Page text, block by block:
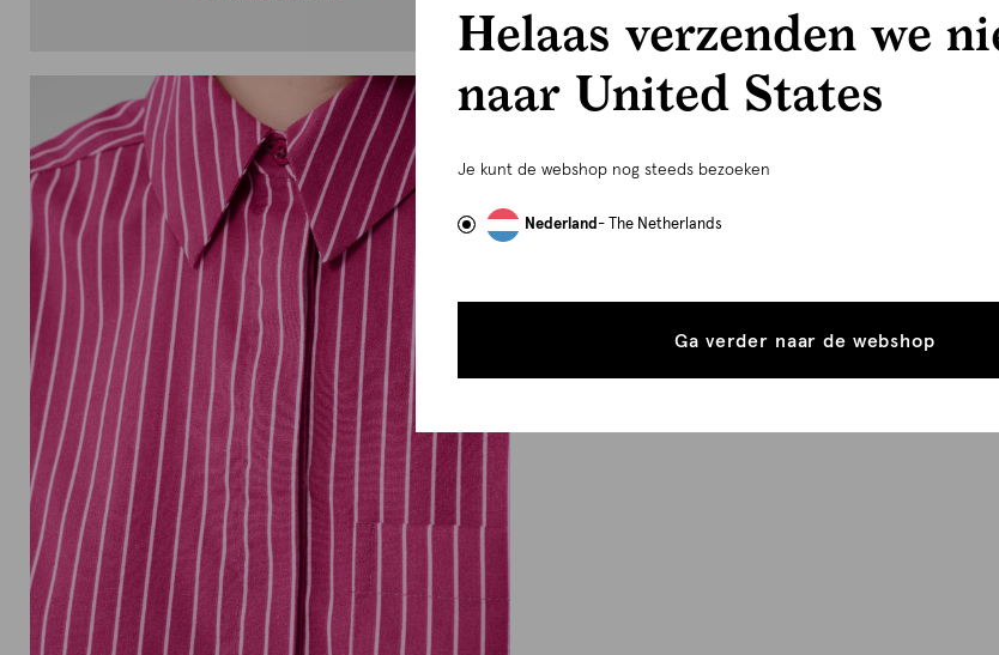
Helaas verzenden we
naar United States
Je kunt de webshop nog steeds bezoeken
Nederland- The Netherlands
Ga verder naar de webshop